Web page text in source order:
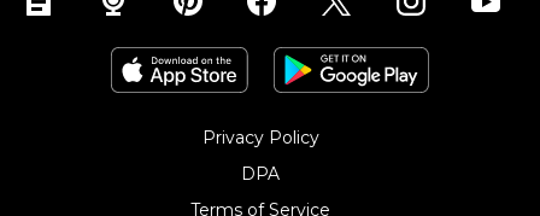
Privacy Policy
DPA
Terms of Service